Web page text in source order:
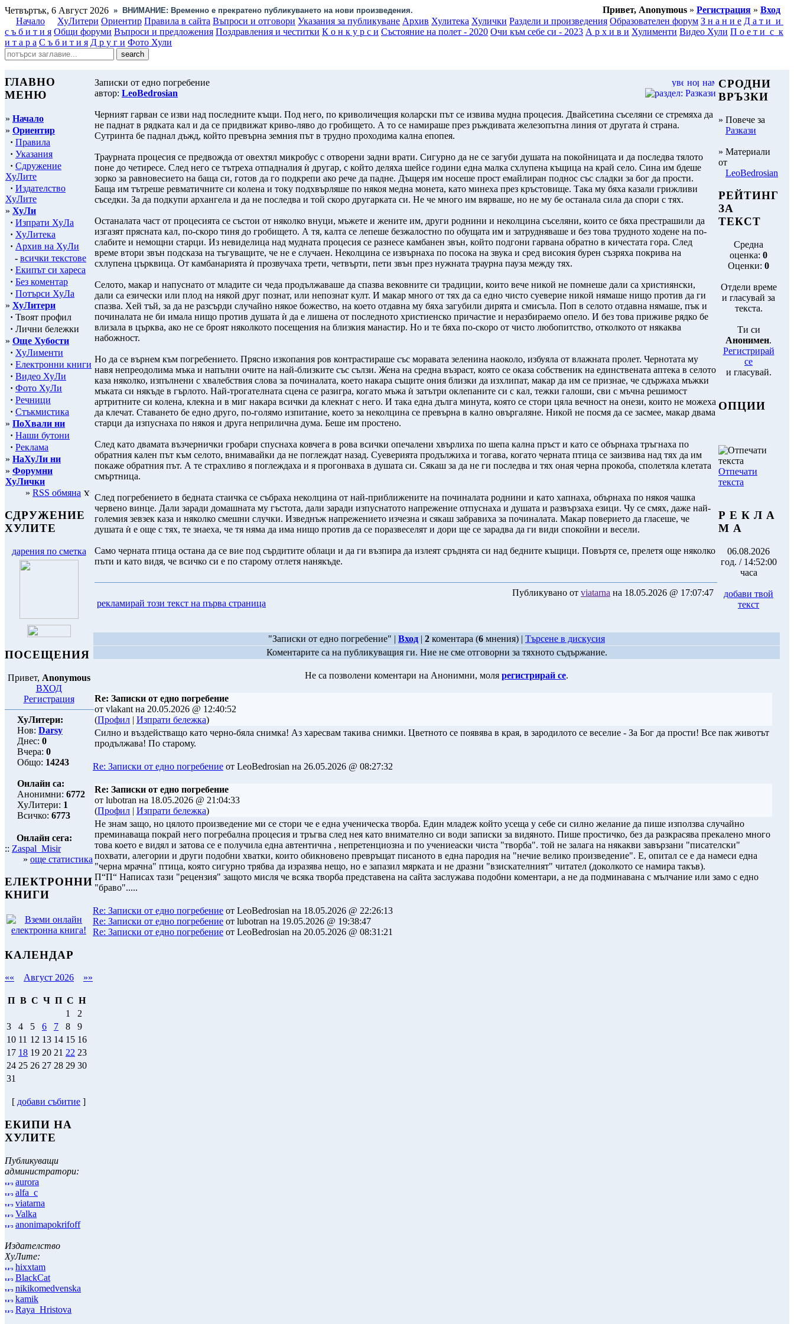
Четвъртък, 6 Август 2026 » ВНИМАНИЕ: Временно е прекратено публикуването на нови произведения. Привет, Anonymous » Регистрация » Вход
Начало
ХуЛитери Ориентир Правила в сайта Въпроси и отговори Указания за публикуване Архив Хулитека Хулички Раздели и произведения Образователен форум З н а н и е Д а т и и
с ъ б и т и я Общи форуми Въпроси и предложения Поздравления и честитки К о н к у р с и Състояние на полет - 2020 Очи към себе си - 2023 А р х и в и Хулименти Видео Хули П о е т и с к
и т а р а С ъ б и т и я Д р у г и Фото Хули
ГЛАВНО
МЕНЮ
» Начало
» Ориентир
· Правила
· Указания
· Сдружение
ХуЛите
· Издателство
ХуЛите
» ХуЛи
· Изпрати ХуЛа
· ХуЛитека
· Архив на ХуЛи
- всички текстове
· Екипът си хареса
· Без коментар
· Потърси ХуЛа
» ХуЛитери
· Твоят профил
· Лични бележки
» Още Хубости
· ХуЛименти
· Електронни книги
· Видео ХуЛи
· Фото ХуЛи
· Речници
· Стъкмистика
» ПоХвали ни
· Наши бутони
· Реклама
» НаХуЛи ни
» Форумни
ХуЛички
» RSS обмяна
СДРУЖЕНИЕ
ХУЛИТЕ
дарения по сметка
ПОСЕЩЕНИЯ
Привет, Anonymous
ВХОД
Регистрация
ХуЛитери:
Нов: Darsy
Днес: 0
Вчера: 0
Общо: 14243
Онлайн са:
Анонимни: 6772
ХуЛитери: 1
Всичко: 6773
Онлайн сега:
:: Zaspal_Misir
» още статистика
ЕЛЕКТРОННИ
КНИГИ
КАЛЕНДАР
«« Август 2026 »»
П В С Ч П С Н
1
2
3
4 5 6 7 8
9
10 11 12 13 14 15 16
17 18 19 20 21 22 23
24 25 26 27 28 29 30
31
[ добави събитие ]
ЕКИПИ НА
ХУЛИТЕ
Публикуващи
администратори:
aurora
alfa_c
viatarna
Valka
anonimapokrifoff
Издателство
ХуЛите:
hixxtam
BlackCat
nikikomedvenska
kamik
Raya_Hristova
Записки от едно погребение
автор: LeoBedrosian
Черният гарван се изви над последните къщи. Под него, по криволичещия коларски път се извива мудна процесия. Двайсетина съселяни се стремяха да
не паднат в рядката кал и да се придвижат криво-ляво до гробището. А то се намираше през ръждивата железопътна линия от другата ѝ страна.
Сутринта бе паднал дъжд, който превърна земния път в трудно проходима кална епопея.
Траурната процесия се предвожда от овехтял микробус с отворени задни врати. Сигурно да не се загуби душата на покойницата и да последва тялото
поне до четиресе. След него се тътреха отпадналия ѝ другар, с който деляха шейсе години една малка схлупена къщица на край село. Сина им бдеше
зорко за равновесието на баща си, готов да го подкрепи ако рече да падне. Дъщеря им носеше прост емайлиран поднос със сладки за бог да прости.
Баща им тътреше ревматичните си колена и току подхвърляше по някоя медна монета, като минеха през кръстовище. Така му бяха казали грижливи
съседки. За да подкупи архангела и да не последва и той скоро другарката си. Не че много им вярваше, но не му бе останала сила да спори с тях.
Останалата част от процесията се състои от няколко внуци, мъжете и жените им, други роднини и неколцина съселяни, които се бяха престрашили да
изгазят прясната кал, по-скоро тиня до гробището. А тя, калта се лепеше безжалостно по обущата им и затрудняваше и без това трудното ходене на по-
слабите и немощни старци. Из невиделица над мудната процесия се разнесе камбанен звън, който подгони гарвана обратно в кичестата гора. След
време втори звън подсказа на тъгуващите, че не е случаен. Неколцина се извърнаха по посока на звука и сред високия бурен съзряха покрива на
схлупена църквица. От камбанарията ѝ прозвучаха трети, четвърти, пети звън през нужната траурна пауза между тях.
Селото, макар и напуснато от младите си чеда продължаваше да спазва вековните си традиции, които вече никой не помнеше дали са християнски,
дали са езически или плод на някой друг познат, или непознат култ. И макар много от тях да са едно чисто суеверие никой нямаше нищо против да ги
спазва. Хей тъй, за да не разсърди случайно някое божество, на което отдавна му бяха загубили дирята и смисъла. Поп в селото отдавна нямаше, пък и
починалата не би имала нищо против душата ѝ да е лишена от последното христиенско причастие и неразбираемо опело. И без това приживе рядко бе
влизала в църква, ако не се броят няколкото посещения на близкия манастир. Но и те бяха по-скоро от чисто любопитство, отколкото от някаква
набожност.
Но да се върнем към погребението. Прясно изкопания ров контрастираше със моравата зеленина наоколо, избуяла от влажната пролет. Чернотата му
навя непреодолима мъка и напълни очите на най-близките със сълзи. Жена на средна възраст, която се оказа собственик на единствената аптека в селото
каза няколко, изпълнени с хвалебствия слова за починалата, което накара същите ония близки да изхлипат, макар да им се признае, че сдържаха мъжки
мъката си някъде в гърлото. Най-трогателната сцена се разигра, когато мъжа ѝ затътри оклепаните си с кал, тежки галоши, сви с мъчна решимост
артритните си колена, клекна и в миг накара всички да клекнат с него. И така една дълга минута, която се стори цяла вечност на онези, които не можеха
да клечат. Ставането бе едно друго, по-голямо изпитание, което за неколцина се превърна в кално овъргаляне. Никой не посмя да се засмее, макар двама
старци да изпуснаха по някоя и друга неприлична дума. Беше им простено.
След като двамата възчернички гробари спуснаха ковчега в рова всички опечалени хвърлиха по шепа кална пръст и като се обърнаха тръгнаха по
обратния кален път към селото, внимавайки да не поглеждат назад. Суеверията продължиха и тогава, когато черната птица се заизвива над тях да им
покаже обратния път. А те страхливо я поглеждаха и я прогонваха в душата си. Сякаш за да не ги последва и тях оная черна прокоба, сполетяла клетата
смъртница.
След погребението в бедната стаичка се събраха неколцина от най-приближените на починалата роднини и като хапнаха, обърнаха по някоя чашка
червено винце. Дали заради домашната му гъстота, дали заради изпуснатото напрежение отпуснаха и душата и развързаха езици. Чу се смях, даже най-
големия зевзек каза и няколко смешни случки. Изведнъж напрежението изчезна и сякаш забравиха за починалата. Макар поверието да гласеше, че
душата ѝ е още с тях, те знаеха, че тя няма да има нищо против да се поразвеселят и дори ще се зарадва да ги види спокойни и весели.
Само черната птица остана да се вие под сърдитите облаци и да ги възпира да излеят сръднята си над бедните къщици. Повъртя се, прелетя още няколко
пъти и като видя, че всичко си е по старому отлетя нанякъде.
Публикувано от viatarna на 18.05.2026 @ 17:07:47
рекламирай този текст на първа страница
СРОДНИ
ВРЪЗКИ
» Повече за
Разкази
» Материали
от
LeoBedrosian
РЕЙТИНГ
ЗА
ТЕКСТ
Средна
оценка: 0
Оценки: 0
Отдели време
и гласувай за
текста.
Ти си
Анонимен.
Регистрирай
се
и гласувай.
ОПЦИИ
Отпечати
текста
Р Е К Л А
М А
06.08.2026
год. / 14:52:00
часа
добави твой
текст
"Записки от едно погребение" | Вход | 2 коментара (6 мнения) | Търсене в дискусия
Коментарите са на публикуващия ги. Ние не сме отговорни за тяхното съдържание.
Не са позволени коментари на Анонимни, моля регистрирай се.
Re: Записки от едно погребение
от vlakant на 20.05.2026 @ 12:40:52
(Профил | Изпрати бележка)
Силно и въздействащо като черно-бяла снимка! Аз харесвам такива снимки. Цветното се появява в края, в зародилото се веселие - За Бог да прости! Все пак животът
продължава! По старому.
Re: Записки от едно погребение от LeoBedrosian на 26.05.2026 @ 08:27:32
Re: Записки от едно погребение
от lubotran на 18.05.2026 @ 21:04:33
(Профил | Изпрати бележка)
Не знам защо, но цялото произведение ми се стори че е една ученическа творба. Един младеж който усеща у себе си силно желание да пише използва случайно
преминаваща покрай него погребална процесия и тръгва след нея като внимателно си води записки за видяното. Пише простичко, без да разкрасява прекалено много
това което е видял и затова се е получила една автентична , непретенциозна и по учениеаски чиста "творба". той не залага на някакви завързани "писателски"
похвати, алегории и други подобни хватки, които обикновено превръщат писаното в една пародия на "нечие велико произведение". Е, опитал се е да намеси една
"черна мрачна" птица, която сигурно трябва да изразява нещо, но е запазил мярката и не дразни "взискателният" читател (доколкото се намира такъв).
П“П“ Написах тази "рецензия" защото мисля че всяка творба представена на сайта заслужава подобни коментари, а не да подминавана с мълчание или замо с едно
"браво".....
Re: Записки от едно погребение от LeoBedrosian на 18.05.2026 @ 22:26:13
Re: Записки от едно погребение от lubotran на 19.05.2026 @ 19:38:47
Re: Записки от едно погребение от LeoBedrosian на 20.05.2026 @ 08:31:21